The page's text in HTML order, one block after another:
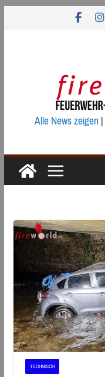
Alle News zeigen|
TECHNISCH